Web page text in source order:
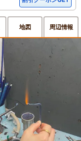
地図 周辺情報